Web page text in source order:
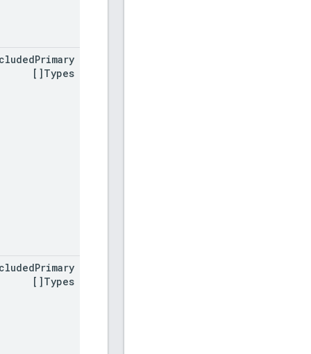
Primary
Types[]
Primary
Types[]